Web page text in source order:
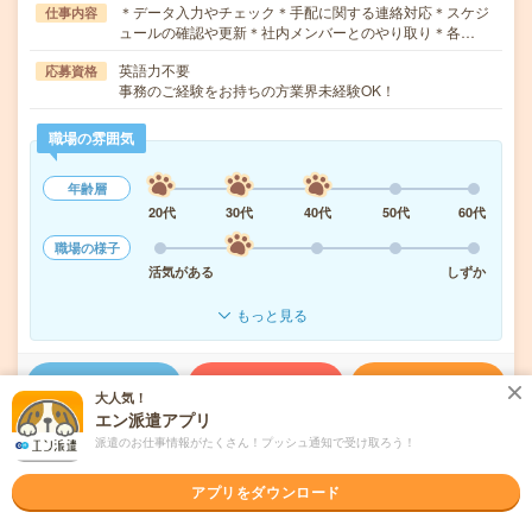
仕事内容
＊データ入力やチェック＊手配に関する連絡対応＊スケジ
ュールの確認や更新＊社内メンバーとのやり取り＊各…
応募資格
英語力不要
事務のご経験をお持ちの方業界未経験OK！
職場の雰囲気
年齢層
20代
30代 40代 50代
60代
職場の様子
活気がある
しずか
もっと見る
気になる!
派遣会社 パーソルテンプスタッフ株式会社 首都圏
大人気！
エン派遣アプリ
派遣のお仕事情報がたくさん！プッシュ通知で受け取ろう！
アプリをダウンロード